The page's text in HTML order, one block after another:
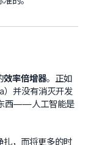
效率倍增器。正如
）并没有消灭开发
西——人工智能是
扎，而将更多的时